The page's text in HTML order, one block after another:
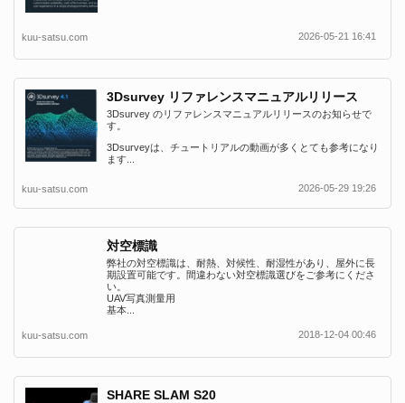
kuu-satsu.com 2026-05-21 16:41
3Dsurvey リファレンスマニュアルリリース
3Dsurvey のリファレンスマニュアルリリースのお知らせで
す。
3Dsurveyは、チュートリアルの動画が多くとても参考になり
ます...
kuu-satsu.com 2026-05-29 19:26
対空標識
弊社の対空標識は、耐熱、対候性、耐湿性があり、屋外に長
期設置可能です。間違わない対空標識選びをご参考にくださ
い。
UAV写真測量用
基本...
kuu-satsu.com 2018-12-04 00:46
SHARE SLAM S20